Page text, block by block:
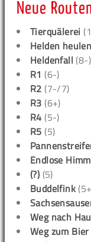
Neue
Tierquälerei
Helden
Heldenfall (8-)
R1 (6-)
R2 (7-/7)
R3 (6+)
R4 (5-)
R5 (5)
Endlose
(?) (5)
Buddelfink
Weg nach
Weg zum Bier